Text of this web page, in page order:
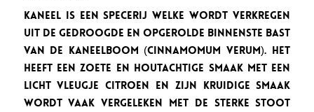
Kaneel is een specerij welke wordt verkregen
uit de gedroogde en opgerolde binnenste bast
van de kaneelboom (Cinnamomum verum). Het
heeft een zoete en houtachtige smaak met een
licht vleugje citroen en zijn kruidige smaak
wordt vaak vergeleken met de sterke stoot